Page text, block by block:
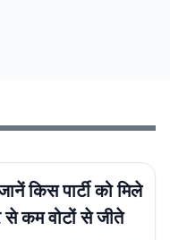
किस पार्टी को मिले
से कम वोटों से जीते